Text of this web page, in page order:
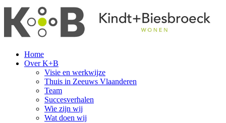
Home
Over K+B
Visie en werkwijze
Thuis in Zeeuws Vlaanderen
Team
Succesverhalen
Wie zijn wij
Wat doen wij